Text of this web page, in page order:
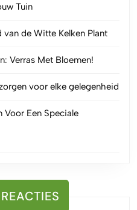
Tuin
de Witte Kelken Plant
Verras Met Bloemen!
voor elke gelegenheid
Voor Een Speciale